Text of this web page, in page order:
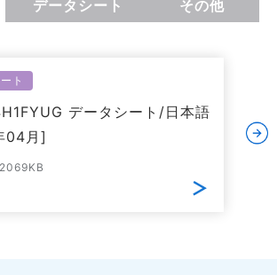
データシート その他
ト
データシート/日本語
04月]